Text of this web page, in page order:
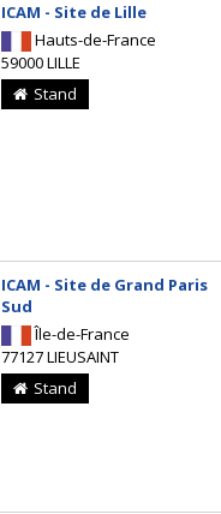
ICAM - Site de Lille
Hauts-de-France
59000 LILLE
Stand
ICAM - Site de Grand Paris
Sud
Île-de-France
77127 LIEUSAINT
Stand